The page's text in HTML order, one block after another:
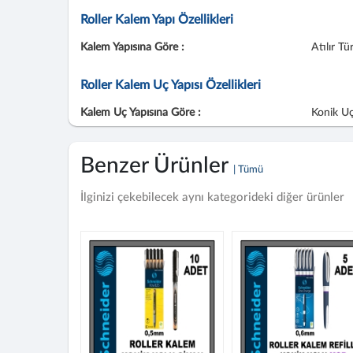
Roller Kalem Yapı Özellikleri
Kalem Yapısına Göre : Atılır Tür
Roller Kalem Uç Yapısı Özellikleri
Kalem Uç Yapısına Göre : Konik
Benzer Ürünler | Tümü
İlginizi çekebilecek aynı kategorideki diğer ürünler